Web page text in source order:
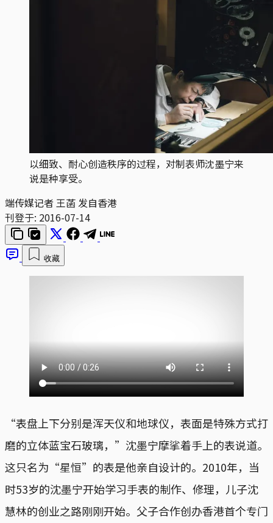
以细致、耐心创造秩序的过程，对制表师沈墨宁来
说是种享受。
端传媒记者 王菡 发自香港
刊登于: 2016-07-14
收藏
“表盘上下分别是浑天仪和地球仪，表面是特殊方式打
磨的立体蓝宝石玻璃，”沈墨宁摩挲着手上的表说道。
这只名为“星恒”的表是他亲自设计的。2010年，当
时53岁的沈墨宁开始学习手表的制作、修理，儿子沈
慧林的创业之路刚刚开始。父子合作创办香港首个专门